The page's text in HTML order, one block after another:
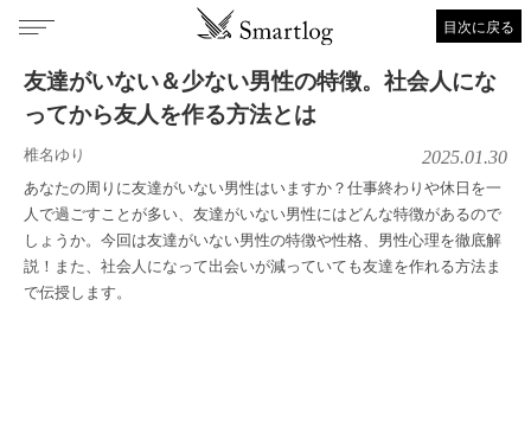
目次に戻る
友達がいない＆少ない男性の特徴。社会人にな
ってから友人を作る方法とは
椎名ゆり 2025.01.30
あなたの周りに友達がいない男性はいますか？仕事終わりや休日を一
人で過ごすことが多い、友達がいない男性にはどんな特徴があるので
しょうか。今回は友達がいない男性の特徴や性格、男性心理を徹底解
説！また、社会人になって出会いが減っていても友達を作れる方法ま
で伝授します。